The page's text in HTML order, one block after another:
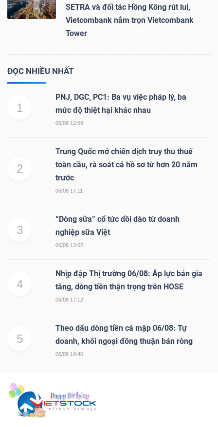
SETRA và đối tác Hồng Kông rút lui,
Vietcombank nắm trọn Vietcombank
Tower
ĐỌC NHIỀU NHẤT
1
PNJ, DGC, PC1: Ba vụ việc pháp lý, ba
mức độ thiệt hại khác nhau
06/08 12:59
2
Trung Quốc mở chiến dịch truy thu thuế
toàn cầu, rà soát cả hồ sơ từ hơn 20 năm
trước
06/08 17:11
3
“Dòng sữa” cổ tức dồi dào từ doanh
nghiệp sữa Việt
06/08 13:02
4
Nhịp đập Thị trường 06/08: Áp lực bán gia
tăng, dòng tiền thận trọng trên HOSE
06/08 17:12
5
Theo dấu dòng tiền cá mập 06/08: Tự
doanh, khối ngoại đồng thuận bán ròng
06/08 19:40